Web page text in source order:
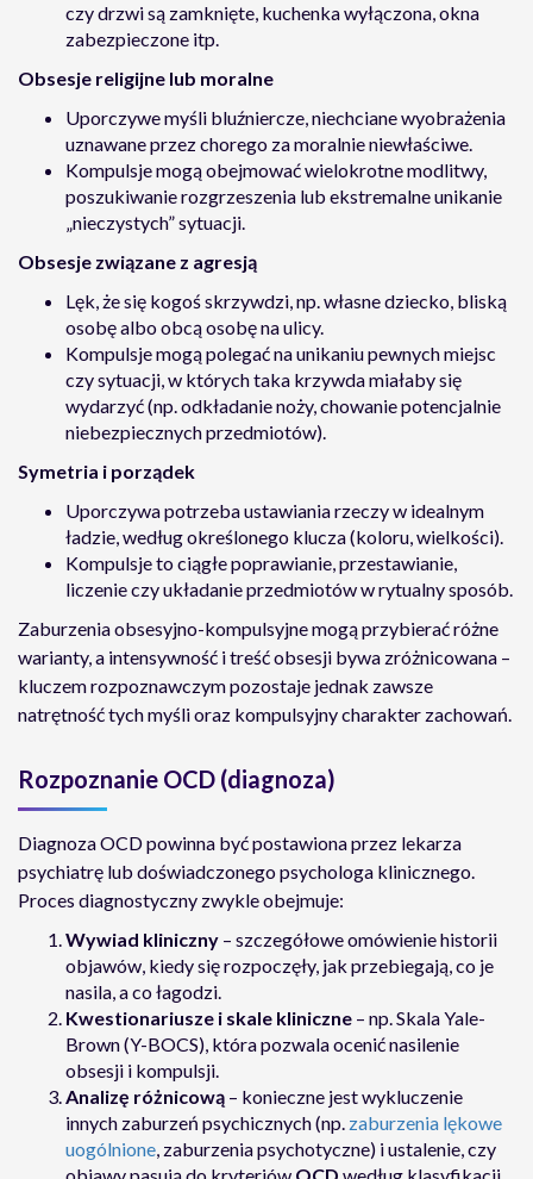
czy drzwi są zamknięte, kuchenka wyłączona, okna
zabezpieczone itp.
Obsesje religijne lub moralne
Uporczywe myśli bluźniercze, niechciane wyobrażenia
uznawane przez chorego za moralnie niewłaściwe.
Kompulsje mogą obejmować wielokrotne modlitwy,
poszukiwanie rozgrzeszenia lub ekstremalne unikanie
„nieczystych” sytuacji.
Obsesje związane z agresją
Lęk, że się kogoś skrzywdzi, np. własne dziecko, bliską
osobę albo obcą osobę na ulicy.
Kompulsje mogą polegać na unikaniu pewnych miejsc
czy sytuacji, w których taka krzywda miałaby się
wydarzyć (np. odkładanie noży, chowanie potencjalnie
niebezpiecznych przedmiotów).
Symetria i porządek
Uporczywa potrzeba ustawiania rzeczy w idealnym
ładzie, według określonego klucza (koloru, wielkości).
Kompulsje to ciągłe poprawianie, przestawianie,
liczenie czy układanie przedmiotów w rytualny sposób.
Zaburzenia obsesyjno-kompulsyjne mogą przybierać różne
warianty, a intensywność i treść obsesji bywa zróżnicowana –
kluczem rozpoznawczym pozostaje jednak zawsze
natrętność tych myśli oraz kompulsyjny charakter zachowań.
Rozpoznanie OCD (diagnoza)
Diagnoza OCD powinna być postawiona przez lekarza
psychiatrę lub doświadczonego psychologa klinicznego.
Proces diagnostyczny zwykle obejmuje:
Wywiad kliniczny – szczegółowe omówienie historii
objawów, kiedy się rozpoczęły, jak przebiegają, co je
nasila, a co łagodzi.
Kwestionariusze i skale kliniczne – np. Skala Yale-
Brown (Y-BOCS), która pozwala ocenić nasilenie
obsesji i kompulsji.
Analizę różnicową – konieczne jest wykluczenie
innych zaburzeń psychicznych (np. zaburzenia lękowe
uogólnione, zaburzenia psychotyczne) i ustalenie, czy